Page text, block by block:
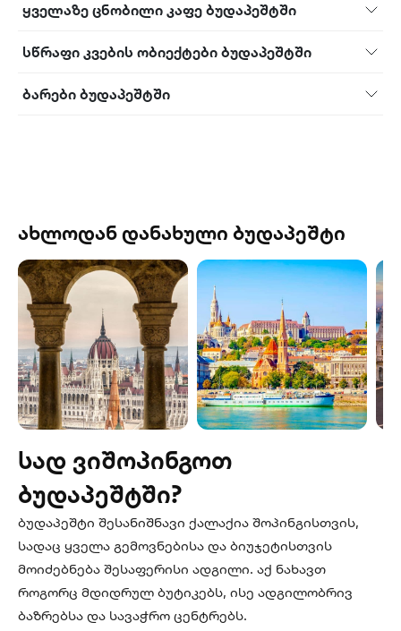
ყველაზე ცნობილი კაფე ბუდაპეშტში
სწრაფი კვების ობიექტები ბუდაპეშტში
ბარები ბუდაპეშტში
ახლოდან დანახული ბუდაპეშტი
სად ვიშოპინგოთ
ბუდაპეშტში?
ბუდაპეშტი შესანიშნავი ქალაქია შოპინგისთვის,
სადაც ყველა გემოვნებისა და ბიუჯეტისთვის
მოიძებნება შესაფერისი ადგილი. აქ ნახავთ
როგორც მდიდრულ ბუტიკებს, ისე ადგილობრივ
ბაზრებსა და სავაჭრო ცენტრებს.